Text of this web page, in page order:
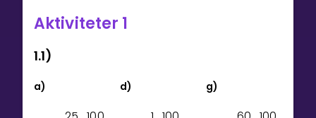
Aktiviteter 1
1.1)
a) d) g)